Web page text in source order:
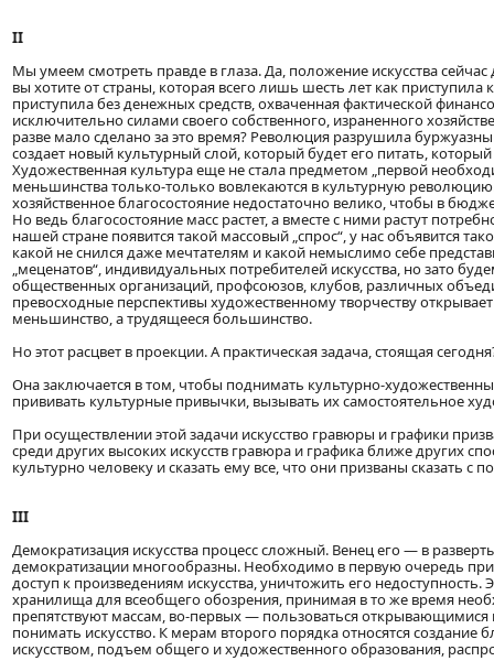
II
Мы умеем смотреть правде в глаза. Да, положение искусства
вы хотите от страны, которая всего лишь шесть лет как
приступила без денежных средств, охваченная фактической
исключительно силами своего собственного, израненного
разве мало сделано за это время? Революция разрушила
создает новый культурный слой, который будет его питать,
Художественная культура еще не стала предметом „первой
меньшинства только-только вовлекаются в культурную
хозяйственное благосостояние недостаточно велико, чтобы в
Но ведь благосостояние масс растет, а вместе с ними растут
нашей стране появится такой массовый „спрос“, у нас объявится
какой не снился даже мечтателям и какой немыслимо себе
„меценатов“, индивидуальных потребителей искусства, но зато
общественных организаций, профсоюзов, клубов, различных
превосходные перспективы художественному творчеству
меньшинство, а трудящееся большинство.
Но этот расцвет в проекции. А практическая задача, стоящая
Она заключается в том, чтобы поднимать культурно-
прививать культурные привычки, вызывать их самостоятельное
При осуществлении этой задачи искусство гравюры и графики
среди других высоких искусств гравюра и графика ближе других
культурно человеку и сказать ему все, что они призваны сказать
III
Демократизация искусства процесс сложный. Венец его — в
демократизации многообразны. Необходимо в первую очередь
доступ к произведениям искусства, уничтожить его
хранилища для всеобщего обозрения, принимая в то же время
препятствуют массам, во-первых — пользоваться
понимать искусство. К мерам второго порядка относятся
искусством, подъем общего и художественного образования,